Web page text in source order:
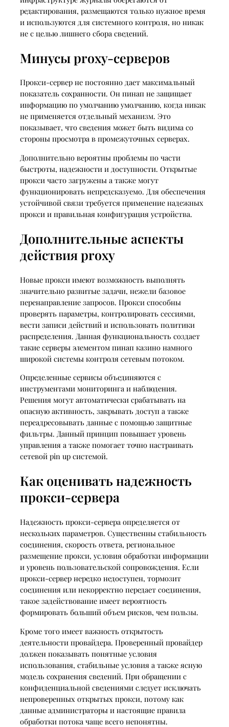
редактирования, размещаются только нужное время
и используются для системного контроля, но никак
не с целью лишнего сбора сведений.
Минусы proxy-серверов
Прокси-сервер не постоянно дает максимальный
показатель сохранности. Он пинап не защищает
информацию по умолчанию умолчанию, когда никак
не применяется отдельный механизм. Это
показывает, что сведения может быть видима со
стороны просмотра в промежуточных серверах.
Дополнительно вероятны проблемы по части
быстроты, надежности и доступности. Открытые
прокси часто загружены а также могут
функционировать непредсказуемо. Для обеспечения
устойчивой связи требуется применение надежных
прокси и правильная конфигурация устройства.
Дополнительные аспекты
действия proxy
Новые прокси имеют возможность выполнять
значительно развитые задачи, нежели базовое
перенаправление запросов. Прокси способны
проверять параметры, контролировать сессиями,
вести записи действий и использовать политики
распределения. Данная функциональность создает
такие серверы элементом пинап казино намного
широкой системы контроля сетевым потоком.
Определенные сервисы объединяются с
инструментами мониторинга и наблюдения.
Решения могут автоматически срабатывать на
опасную активность, закрывать доступ а также
переадресовывать данные с помощью защитные
фильтры. Данный принцип повышает уровень
управления а также помогает точно настраивать
сетевой pin up системой.
Как оценивать надежность
прокси-сервера
Надежность прокси-сервера определяется от
нескольких параметров. Существенны стабильность
соединения, скорость ответа, региональное
размещение прокси, условия обработки информации
и уровень пользовательской сопровождения. Если
прокси-сервер нередко недоступен, тормозит
соединения или некорректно передает соединения,
такое задействование имеет вероятность
формировать больший объем рисков, чем пользы.
Кроме того имеет важность открытость
деятельности провайдера. Проверенный провайдер
должен показывать понятные условия
использования, стабильные условия а также ясную
модель сохранения сведений. При обращении с
конфиденциальной сведениями следует исключать
непроверенных открытых прокси, потому как
данные администраторы и настоящие правила
обработки потока чаще всего непонятны.